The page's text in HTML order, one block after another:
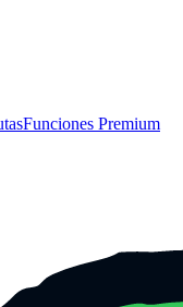
Funciones Premium